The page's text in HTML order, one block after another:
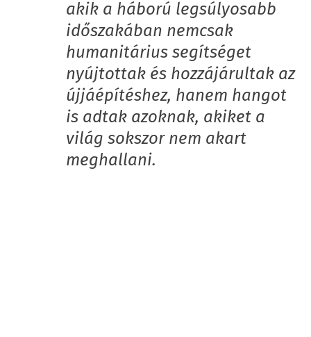
akik a háború legsúlyosabb
időszakában nemcsak
humanitárius segítséget
nyújtottak és hozzájárultak az
újjáépítéshez, hanem hangot
is adtak azoknak, akiket a
világ sokszor nem akart
meghallani.